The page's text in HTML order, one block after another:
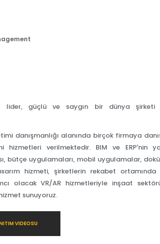
lider, güçlü ve saygın bir dünya şirketi
danışmanlığı alanında birçok firmaya
hizmetleri verilmektedir. BIM ve ERP'nin
bütçe uygulamaları, mobil uygulamalar,
hizmeti, şirketlerin rekabet
olacak VR/AR hizmetleriyle inşaat
sunuyoruz.
VIDEOSU